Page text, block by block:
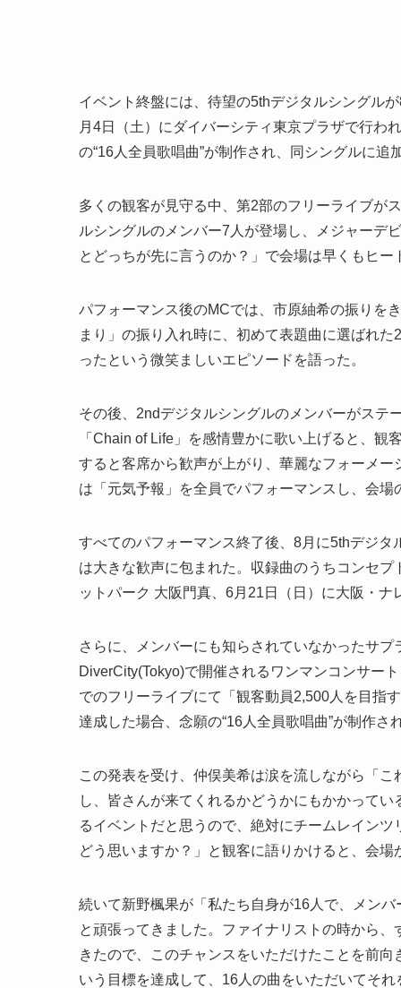
イベント終盤には、待望の5thデジタルシングル
月4日（土）にダイバーシティ東京プラザで行わ
の“16人全員歌唱曲”が制作され、同シングルに
多くの観客が見守る中、第2部のフリーライブが
ルシングルのメンバー7人が登場し、メジャーデ
とどっちが先に言うのか？」で会場は早くもヒー
パフォーマンス後のMCでは、市原紬希の振りを
まり」の振り入れ時に、初めて表題曲に選ばれ
ったという微笑ましいエピソードを語った。
その後、2ndデジタルシングルのメンバーがステ
「Chain of Life」を感情豊かに歌い上げると、
すると客席から歓声が上がり、華麗なフォーメ
は「元気予報」を全員でパフォーマンスし、会
すべてのパフォーマンス終了後、8月に5thデジ
は大きな歓声に包まれた。収録曲のうちコンセ
ットパーク 大阪門真、6月21日（日）に大阪・
さらに、メンバーにも知らされていなかったサ
DiverCity(Tokyo)で開催されるワンマンコンサー
でのフリーライブにて「観客動員2,500人を目指
達成した場合、念願の“16人全員歌唱曲”が制作
この発表を受け、仲俣美希は涙を流しながら「
し、皆さんが来てくれるかどうかにもかかって
るイベントだと思うので、絶対にチームレイン
どう思いますか？」と観客に語りかけると、会
続いて新野楓果が「私たち自身が16人で、メン
と頑張ってきました。ファイナリストの時から
きたので、このチャンスをいただけたことを前
いう目標を達成して、16人の曲をいただいてそ